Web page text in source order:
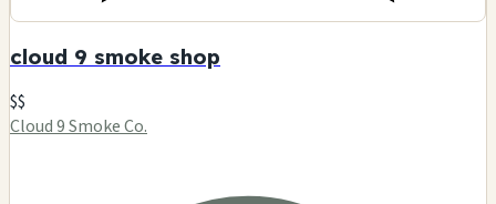
cloud 9 smoke shop
$$
Cloud 9 Smoke Co.